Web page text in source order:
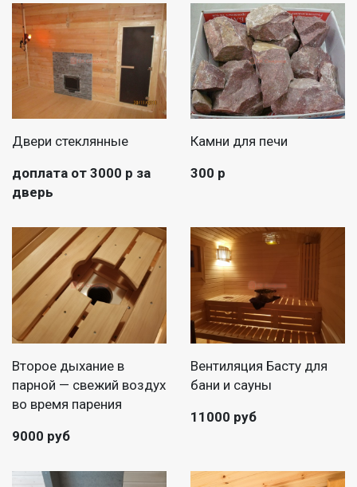
Двери стеклянные
доплата от 3000 р за
дверь
Камни для печи
300 р
Второе дыхание в
парной — свежий воздух
во время парения
9000 руб
Вентиляция Басту для
бани и сауны
11000 руб